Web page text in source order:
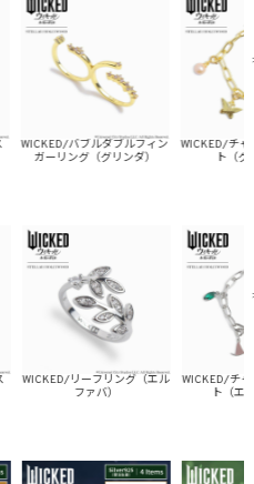
WICKED/バブルダブルフィン
ガーリング（グリンダ）
WICKED/チャー
ト（グリ
WICKED/リーフリング（エル
ファバ）
WICKED/チャー
ト（エルフ